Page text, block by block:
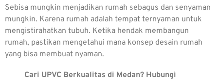
Sebisa mungkin menjadikan rumah sebagus dan senyaman
mungkin. Karena rumah adalah tempat ternyaman untuk
mengistirahatkan tubuh. Ketika hendak membangun
rumah, pastikan mengetahui mana konsep desain rumah
yang bisa membuat nyaman.
Cari UPVC Berkualitas di Medan? Hubungi